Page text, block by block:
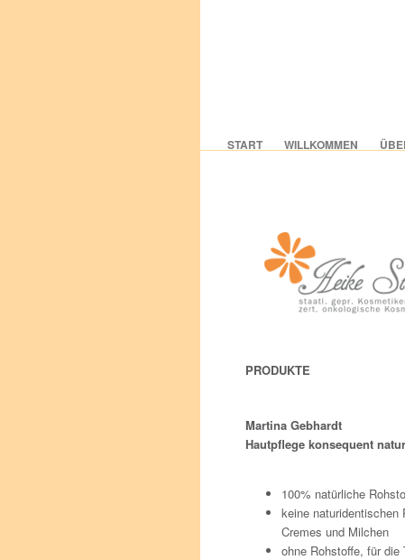
START WILLKOMMEN
PRODUKTE
Martina Gebhardt
Hautpflege konsequent
100% natürliche
keine naturidentischen
Cremes und Milchen
ohne Rohstoffe, für die